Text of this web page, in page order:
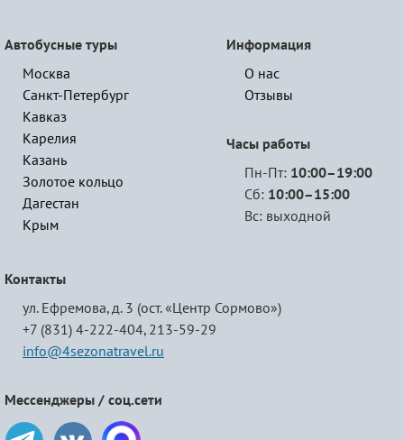
Автобусные туры
Москва
Санкт-Петербург
Кавказ
Карелия
Казань
Золотое кольцо
Дагестан
Крым
Информация
О нас
Отзывы
Часы работы
Пн-Пт: 10:00–19:00
Сб: 10:00–15:00
Вс: выходной
Контакты
ул. Ефремова, д. 3 (ост. «Центр Сормово»)
+7 (831) 4-222-404, 213-59-29
info@4sezonatravel.ru
Мессенджеры / соц.сети